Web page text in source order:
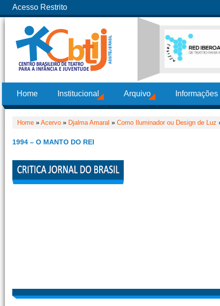
Acesso Restrito
Home Institucional Arquivo
Home » Acervo » Djalma Amaral » Como Iluminador ou Design de Luz
1994 – O MANTO DO REI